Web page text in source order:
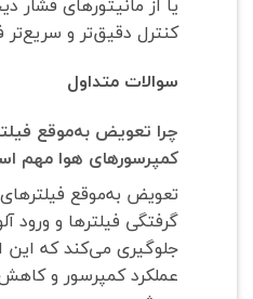
یا از مانیتورهای فشار
کنترل دقیق‌تر و
سوالات متداول
چرا تعویض به‌موقع
کمپرسورهای هوا مهم
تعویض به‌موقع
گرفتگی فیلترها و ورود
جلوگیری می‌کند که این
عملکرد کمپرسور و